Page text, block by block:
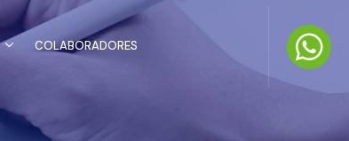
COLABORADORES